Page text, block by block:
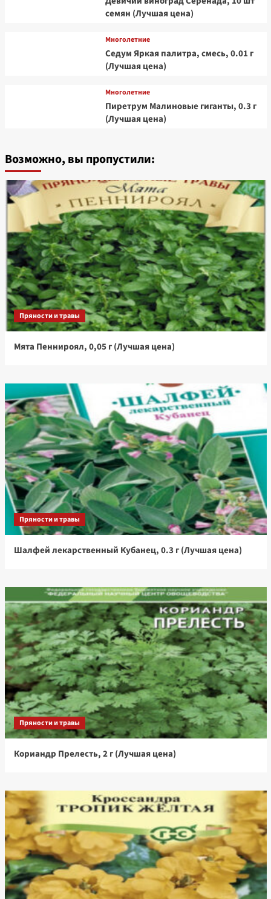
семян (Лучшая цена)
Многолетние
Седум Яркая палитра, смесь, 0.01 г
(Лучшая цена)
Многолетние
Пиретрум Малиновые гиганты, 0.3 г
(Лучшая цена)
Возможно, вы пропустили:
Пряности и травы
Мята Пеннироял, 0,05 г (Лучшая цена)
Пряности и травы
Шалфей лекарственный Кубанец, 0.3 г (Лучшая цена)
Пряности и травы
Кориандр Прелесть, 2 г (Лучшая цена)